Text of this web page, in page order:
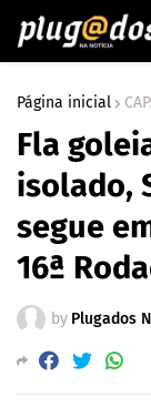
Página inicial
Fla
isolado,
segue
16ª
by Plugados